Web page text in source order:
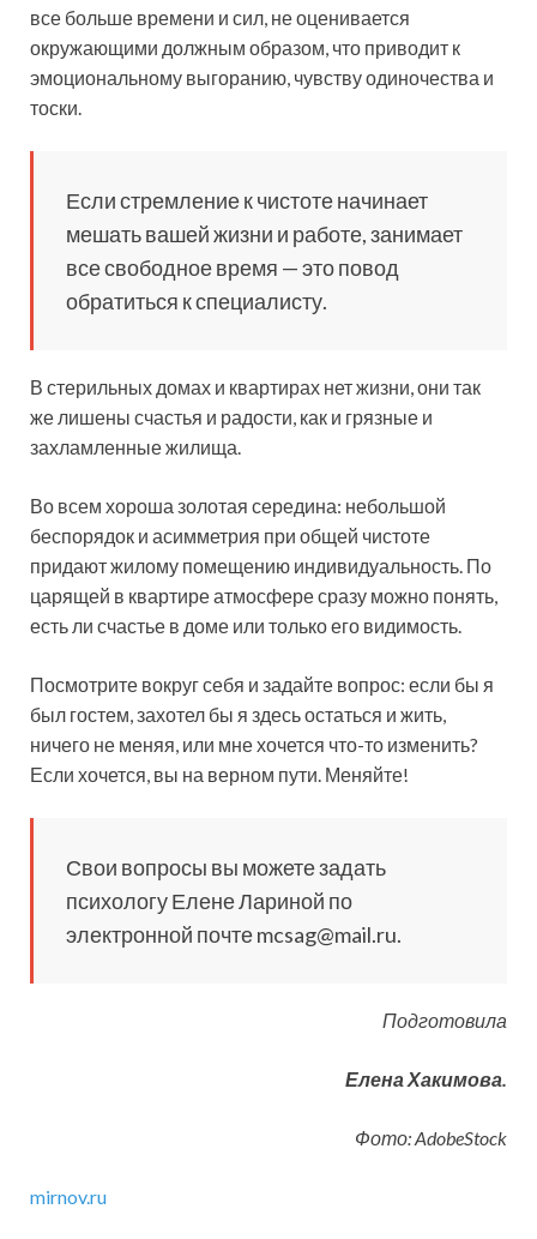
все больше времени и сил, не оценивается
окружающими должным образом, что приводит к
эмоциональному выгоранию, чувству одиночества и
тоски.
Если стремление к чистоте начинает
мешать вашей жизни и работе, занимает
все свободное время — это повод
обратиться к специалисту.
В стерильных домах и квартирах нет жизни, они так
же лишены счастья и радости, как и грязные и
захламленные жилища.
Во всем хороша золотая середина: небольшой
беспорядок и асимметрия при общей чистоте
придают жилому помещению индивидуальность. По
царящей в квартире атмосфере сразу можно понять,
есть ли счастье в доме или только его видимость.
Посмотрите вокруг себя и задайте вопрос: если бы я
был гостем, захотел бы я здесь остаться и жить,
ничего не меняя, или мне хочется что-то изменить?
Если хочется, вы на верном пути. Меняйте!
Свои вопросы вы можете задать
психологу Елене Лариной по
электронной почте mcsag@mail.ru.
Подготовила
Елена Хакимова.
Фото: AdobeStock
mirnov.ru